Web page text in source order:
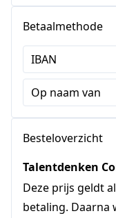
Betaalmethode
IBAN
Op naam van
Besteloverzicht
Talentdenken
Deze prijs geldt
betaling. Daarna